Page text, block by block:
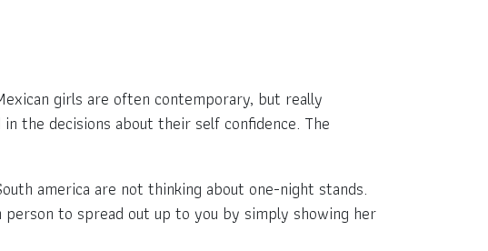
girls are often contemporary, but really
the decisions about their self confidence. The
america are not thinking about one-night stands.
to spread out up to you by simply showing her